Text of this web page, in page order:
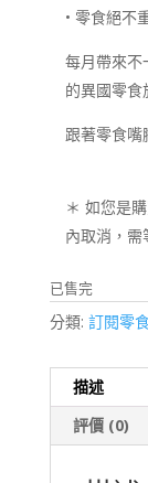
• 零食絕不
每月帶來不
的異國零食
跟著零食嘴
＊ 如您是
內取消，需
已售完
分類: 訂閱零
描述
評價 (0)